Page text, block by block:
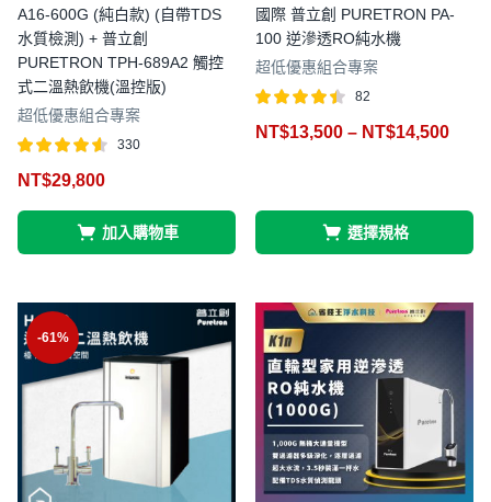
A16-600G (純白款) (自帶TDS
水質檢測) + 普立創
PURETRON TPH-689A2 觸控
式二溫熱飲機(溫控版)
超低優惠組合專案
4.50
330
NT$29,800
加入購物車
國際 普立創 PURETRON PA-
100 逆滲透RO純水機
超低優惠組合專案
4.43
82
NT$13,500 – NT$14,500
選擇規格
-61%